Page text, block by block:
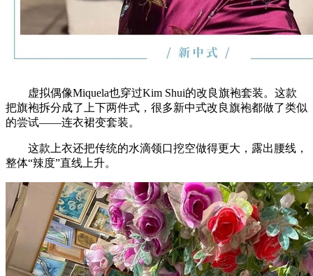
虚拟偶像Miquela也穿过Kim Shui的改良旗袍套装。这款
把旗袍拆分成了上下两件式，很多新中式改良旗袍都做了类似
的尝试——连衣裙变套装。
这款上衣还把传统的水滴领口挖空做得更大，露出腰线，
整体“辣度”直线上升。